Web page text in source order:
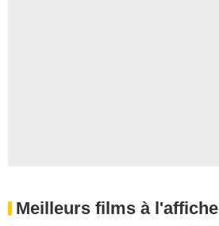
Meilleurs films à l'affiche